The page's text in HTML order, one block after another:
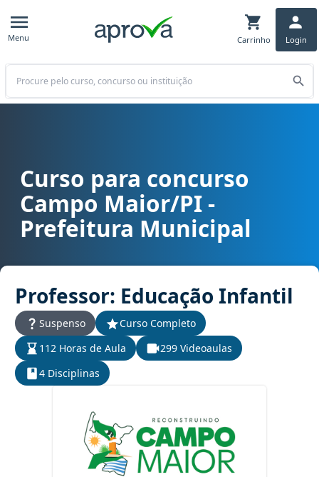
Menu Carrinho Login
Buscar
Curso para concurso Campo Maior/PI - Prefeitura Municipal
Curso para concurso
Campo Maior/PI -
Prefeitura Municipal
Professor: Educação Infantil
Suspenso
Curso Completo
112 Horas de Aula
299 Videoaulas
4 Disciplinas